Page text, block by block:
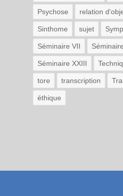
Psychose relation
Sinthome sujet
Séminaire VII
Séminaire XXIII
tore transcription
éthique